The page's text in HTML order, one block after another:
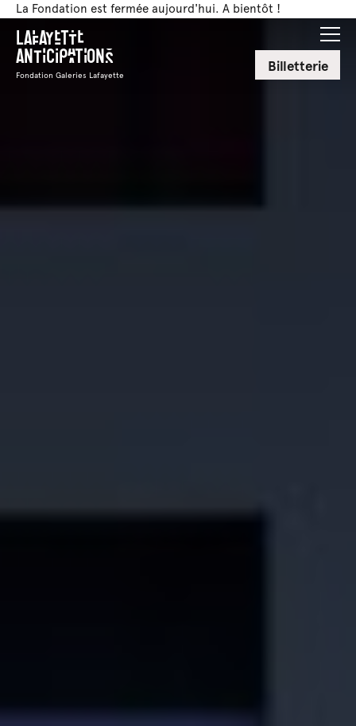
La Fondation est fermée aujourd'hui. A bientôt !
Lafayette
Anticipations
Fondation Galeries Lafayette Billetterie